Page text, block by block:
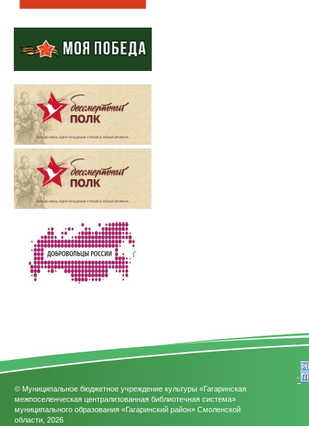
© Муниципальное бюджетное учреждение культуры «Гагаринская
межпоселенческая централизованная библиотечная система»
муниципального образования «Гагаринский район» Смоленской
области, 2026
'